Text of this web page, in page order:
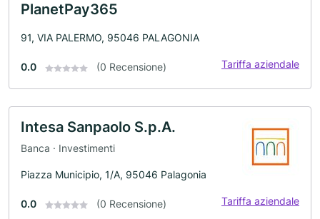
PlanetPay365
91, VIA PALERMO, 95046 PALAGONIA
0.0 (0 Recensione) Tariffa aziendale
Intesa Sanpaolo S.p.A.
Banca · Investimenti
Piazza Municipio, 1/A, 95046 Palagonia
0.0 (0 Recensione) Tariffa aziendale